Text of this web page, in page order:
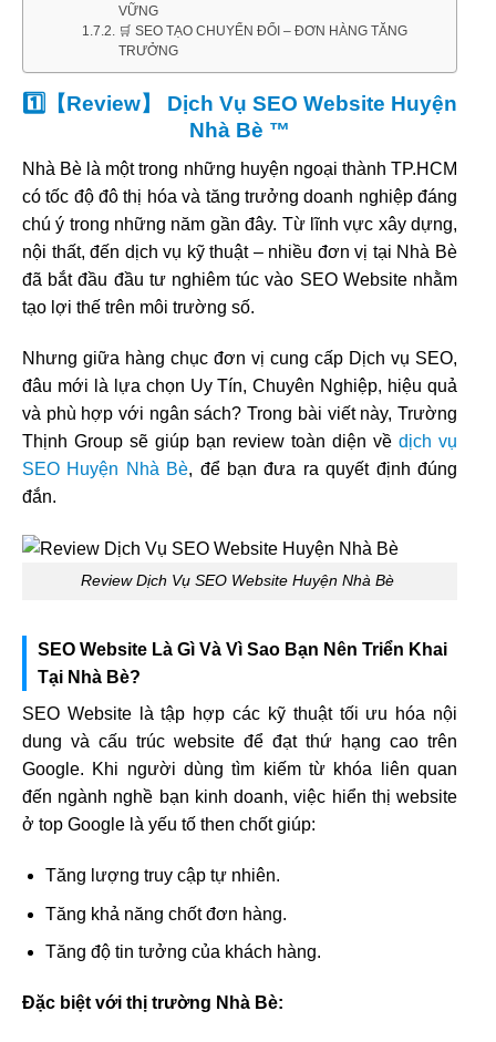
VỮNG
🛒 SEO TẠO CHUYỂN ĐỔI – ĐƠN HÀNG TĂNG
TRƯỞNG
1️⃣【Review】 Dịch Vụ SEO Website Huyện
Nhà Bè ™
Nhà Bè là một trong những huyện ngoại thành TP.HCM
có tốc độ đô thị hóa và tăng trưởng doanh nghiệp đáng
chú ý trong những năm gần đây. Từ lĩnh vực xây dựng,
nội thất, đến dịch vụ kỹ thuật – nhiều đơn vị tại Nhà Bè
đã bắt đầu đầu tư nghiêm túc vào SEO Website nhằm
tạo lợi thế trên môi trường số.
Nhưng giữa hàng chục đơn vị cung cấp Dịch vụ SEO,
đâu mới là lựa chọn Uy Tín, Chuyên Nghiệp, hiệu quả
và phù hợp với ngân sách? Trong bài viết này, Trường
Thịnh Group sẽ giúp bạn review toàn diện về dịch vụ
SEO Huyện Nhà Bè, để bạn đưa ra quyết định đúng
đắn.
Review Dịch Vụ SEO Website Huyện Nhà Bè
SEO Website Là Gì Và Vì Sao Bạn Nên Triển Khai
Tại Nhà Bè?
SEO Website là tập hợp các kỹ thuật tối ưu hóa nội
dung và cấu trúc website để đạt thứ hạng cao trên
Google. Khi người dùng tìm kiếm từ khóa liên quan
đến ngành nghề bạn kinh doanh, việc hiển thị website
ở top Google là yếu tố then chốt giúp:
Tăng lượng truy cập tự nhiên.
Tăng khả năng chốt đơn hàng.
Tăng độ tin tưởng của khách hàng.
Đặc biệt với thị trường Nhà Bè: